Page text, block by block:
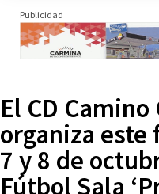
Publicidad
El CD
organiza este
7 y 8 de
Fútbol Sala